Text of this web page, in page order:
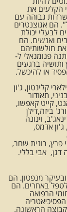
הקלעים את
גבוהה עם
הם אגוצנטרים
לבעלי יכולת
ואנשים. הם
את חולשותיהם
פנומנאלי ל-
ברגעים
או להיכשל.
קלינטון, ג'ון
תאודור
קייט קאפשו,
ביזה,דילן
וינונה
ג'ון אדמס,
פרץ, רונית שחר,
דגן, אבי בללי.
מנפטון. הם
לטפל באחרים. הם
הרפואה
הראשונה,